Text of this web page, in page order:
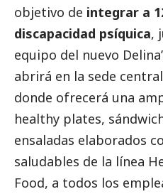
objetivo de integrar a
discapacidad psíquica,
equipo del nuevo
abrirá en la sede
donde ofrecerá una
healthy plates,
ensaladas elaborados
saludables de la línea
Food, a todos los